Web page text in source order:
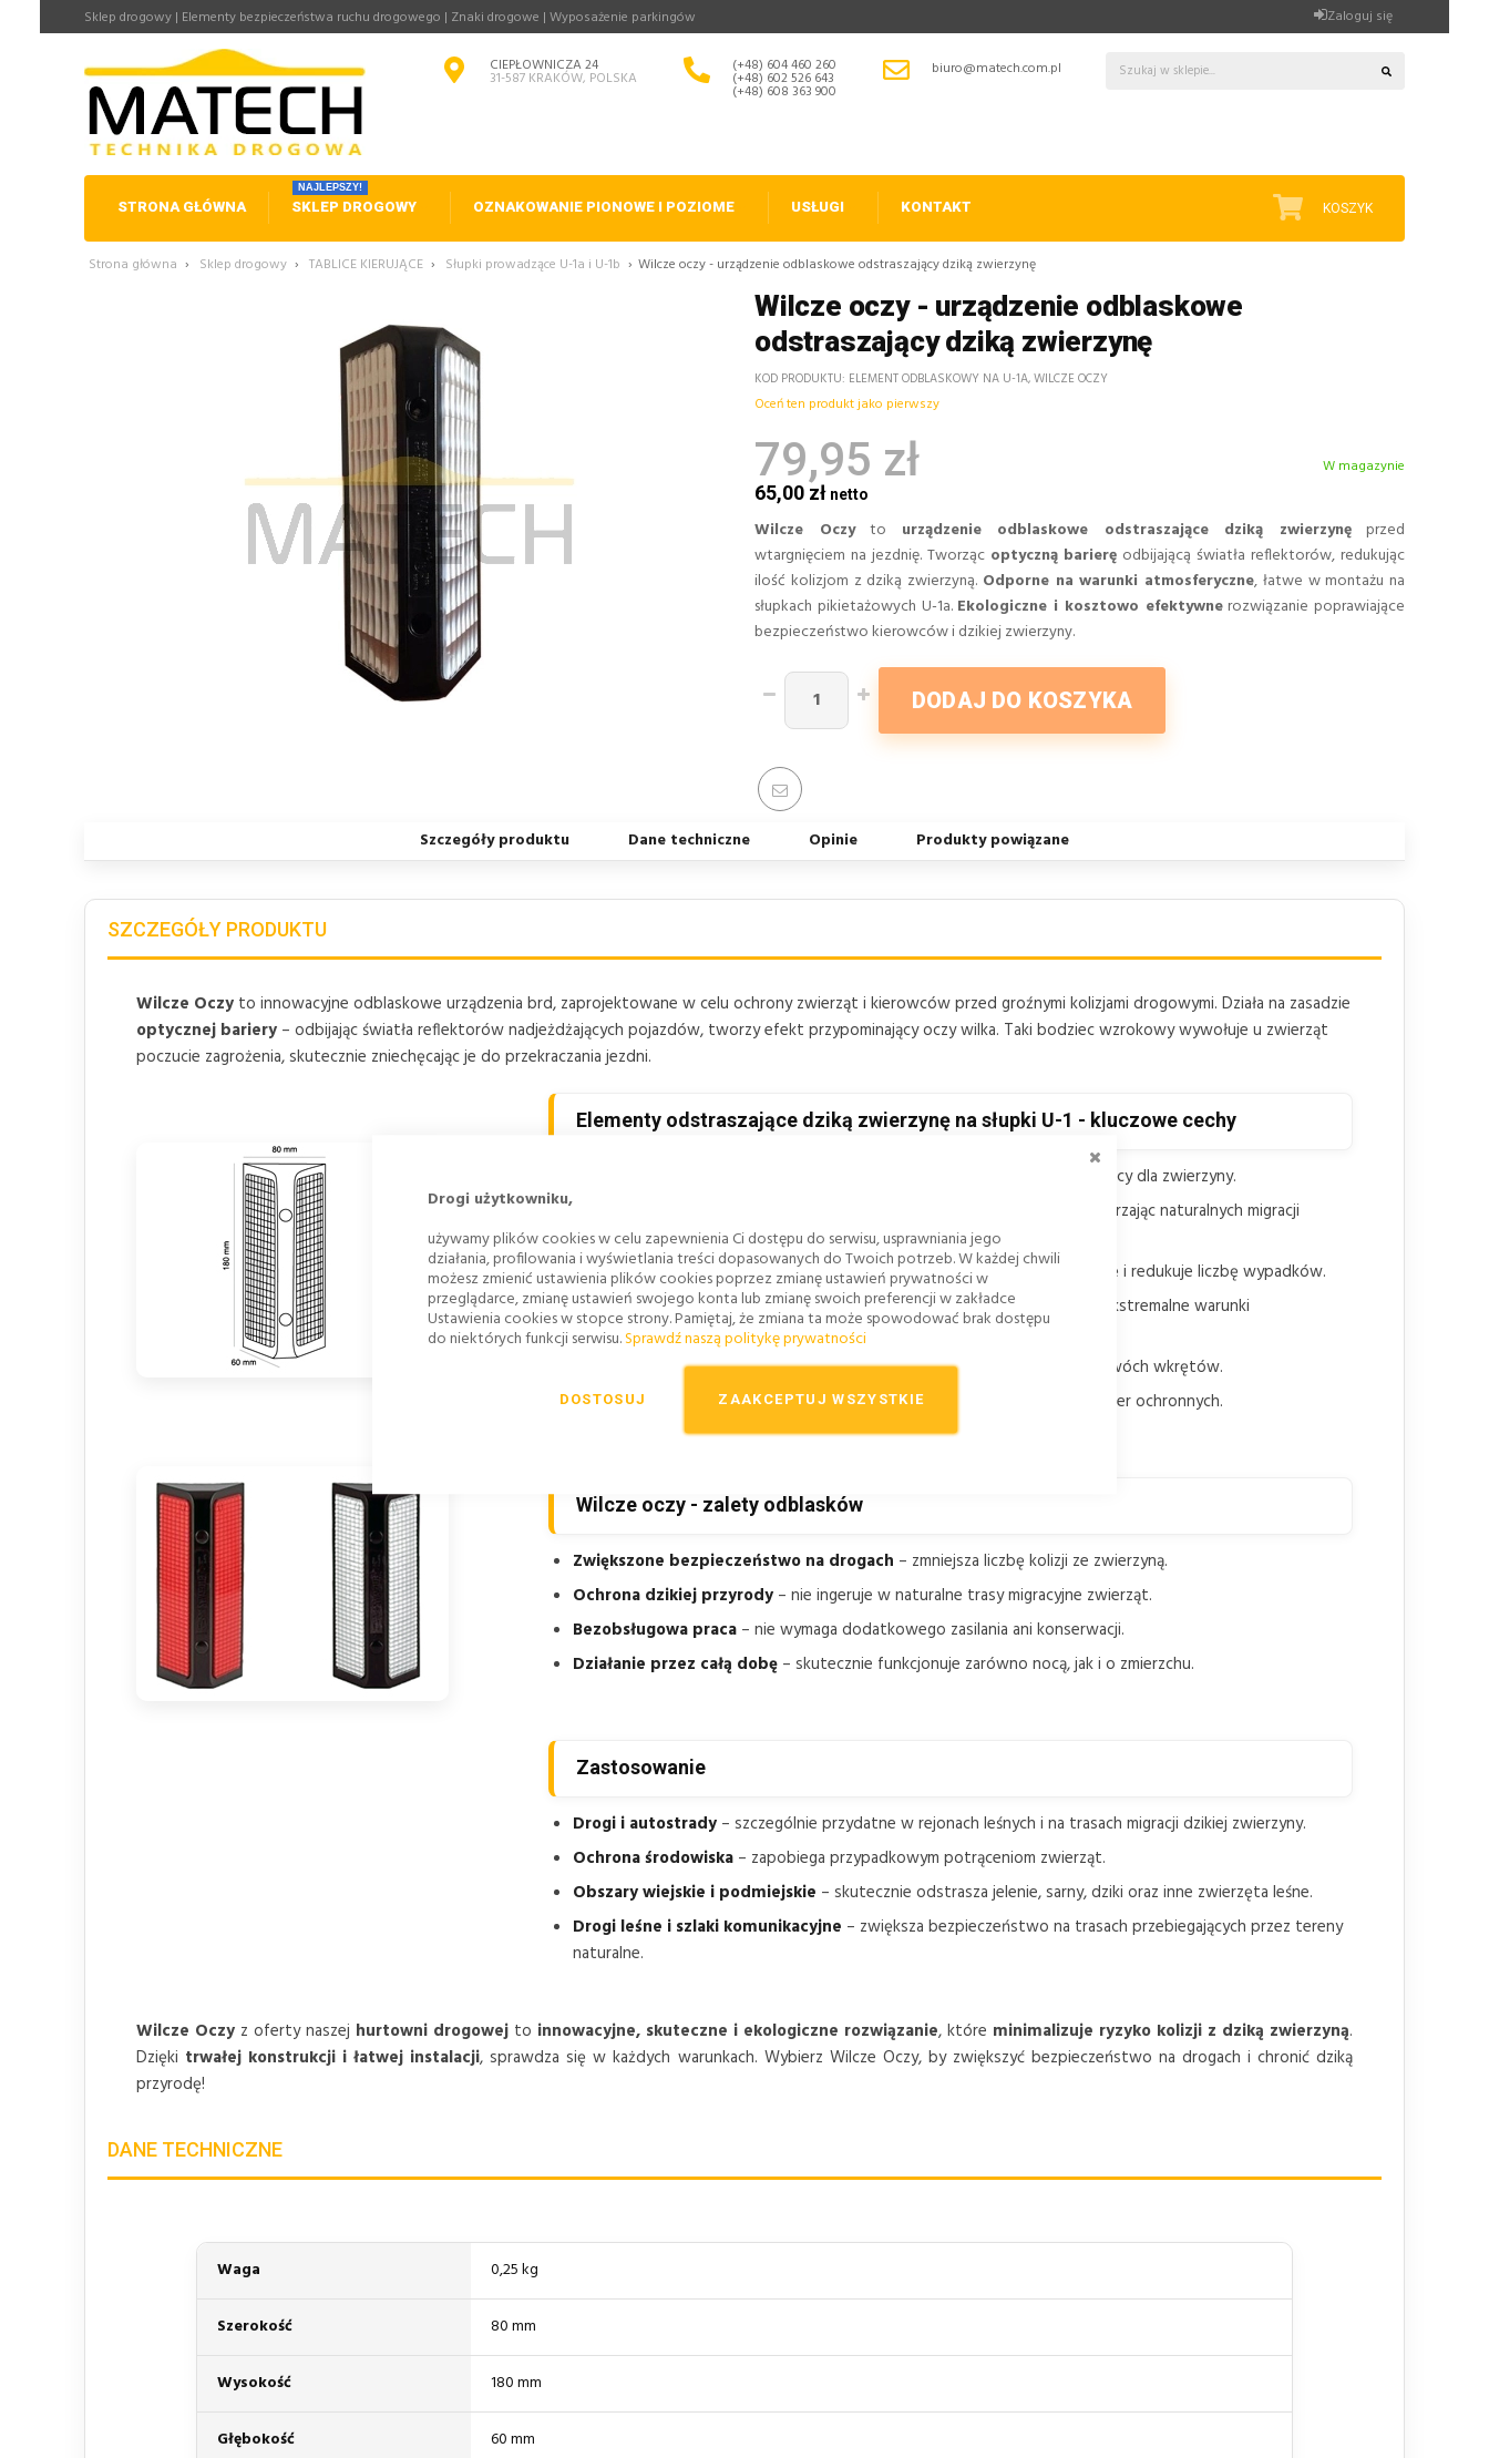
Drogi użytkowniku,
używamy plików cookies w celu zapewnienia Ci dostępu do serwisu, usprawniania jego
działania, profilowania i wyświetlania treści dopasowanych do Twoich potrzeb. W każdej chwili
możesz zmienić ustawienia plików cookies poprzez zmianę ustawień prywatności w
przeglądarce, zmianę ustawień swojego konta lub zmianę swoich preferencji w zakładce
Ustawienia cookies w stopce strony. Pamiętaj, że zmiana ta może spowodować brak dostępu
do niektórych funkcji serwisu.Sprawdź naszą politykę prywatności
ZAAKCEPTUJ WSZYSTKIE
DOSTOSUJ
Sklep drogowy | Elementy bezpieczeństwa ruchu drogowego | Znaki drogowe | Wyposażenie parkingów Zaloguj się
CIEPŁOWNICZA 24
31-587 KRAKÓW, POLSKA
(+48) 604 460 260
(+48) 602 526 643
(+48) 608 363 900
biuro@matech.com.pl
STRONA GŁÓWNA SKLEP DROGOWY
NAJLEPSZY!
OZNAKOWANIE PIONOWE I POZIOME USŁUGI KONTAKT KOSZYK
Strona główna › Sklep drogowy › TABLICE KIERUJĄCE › Słupki prowadzące U-1a i U-1b › Wilcze oczy - urządzenie odblaskowe odstraszający dziką zwierzynę
Wilcze oczy - urządzenie odblaskowe
odstraszający dziką zwierzynę
KOD PRODUKTU ELEMENT ODBLASKOWY NA U-1A, WILCZE OCZY
Oceń ten produkt jako pierwszy
79,95 zł
65,00 zł
W magazynie
Wilcze Oczyto urządzenie odblaskowe odstraszające dziką zwierzynęprzed
wtargnięciem na jezdnię. Tworząc optyczną barierę odbijającą światła reflektorów, redukując
ilość kolizjom z dziką zwierzyną. Odporne na warunki atmosferyczne, łatwe w montażu na
słupkach pikietażowych U-1a. Ekologiczne i kosztowo efektywnerozwiązanie poprawiające
bezpieczeństwo kierowców i dzikiej zwierzyny.
DODAJ DO KOSZYKA
Szczegóły produktu Dane techniczne Opinie Produkty powiązane
SZCZEGÓŁY PRODUKTU
Wilcze Oczy to innowacyjne odblaskowe urządzenia brd, zaprojektowane w celu ochrony zwierząt i kierowców przed groźnymi kolizjami drogowymi. Działa na zasadzie
optycznej bariery – odbijając światła reflektorów nadjeżdżających pojazdów, tworzy efekt przypominający oczy wilka. Taki bodziec wzrokowy wywołuje u zwierząt
poczucie zagrożenia, skutecznie zniechęcając je do przekraczania jezdni.
Elementy odstraszające dziką zwierzynę na słupki U-1 - kluczowe cechy
– odbicie światła reflektorów tworzy efekt odstraszający dla zwierzyny.
– działa wyłącznie w obecności pojazdów, nie zaburzając naturalnych migracji
zwierząt.
Wysoka skuteczność– minimalizuje ryzyko wtargnięcia zwierzyny na drogę i redukuje liczbę wypadków.
Trwałość i odporność– wykonane z materiałów odpornych na korozję i ekstremalne warunki
atmosferyczne.
Łatwy montaż– instalacja na słupkach hektometrowych U-1 za pomocą dwóch wkrętów.
Ekonomiczne rozwiązanie– skuteczna alternatywa dla kosztownych barier ochronnych.
Wilcze oczy - zalety odblasków
Zwiększone bezpieczeństwo na drogach – zmniejsza liczbę kolizji ze zwierzyną.
Ochrona dzikiej przyrody – nie ingeruje w naturalne trasy migracyjne zwierząt.
Bezobsługowa praca – nie wymaga dodatkowego zasilania ani konserwacji.
Działanie przez całą dobę – skutecznie funkcjonuje zarówno nocą, jak i o zmierzchu.
Zastosowanie
Drogi i autostrady – szczególnie przydatne w rejonach leśnych i na trasach migracji dzikiej zwierzyny.
Ochrona środowiska – zapobiega przypadkowym potrąceniom zwierząt.
Obszary wiejskie i podmiejskie – skutecznie odstrasza jelenie, sarny, dziki oraz inne zwierzęta leśne.
Drogi leśne i szlaki komunikacyjne – zwiększa bezpieczeństwo na trasach przebiegających przez tereny
naturalne.
Wilcze Oczy z oferty naszej hurtowni drogowej to innowacyjne, skuteczne i ekologiczne rozwiązanie, które minimalizuje ryzyko kolizji z dziką zwierzyną.
Dzięki trwałej konstrukcji i łatwej instalacji, sprawdza się w każdych warunkach. Wybierz Wilcze Oczy, by zwiększyć bezpieczeństwo na drogach i chronić dziką
przyrodę!
DANE TECHNICZNE
Waga 0,25 kg
Szerokość 80 mm
Wysokość 180 mm
Głębokość 60 mm